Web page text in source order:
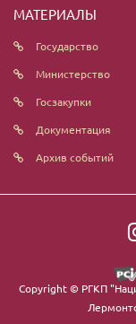
МАТЕРИАЛЫ
Государство
Министерство
Госзакупки
Документация
Архив событий
Copyright © РГКП